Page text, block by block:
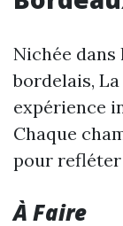
Nichée dans
bordelais,
expérience
Chaque
pour refléter
À Faire